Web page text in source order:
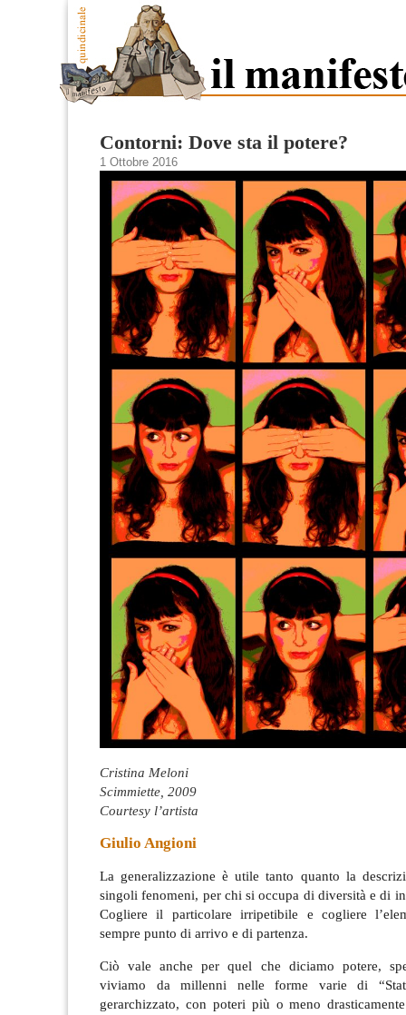
Contorni: Dove sta il potere?
1 Ottobre 2016
Cristina Meloni
Scimmiette, 2009
Courtesy l’artista
Giulio Angioni
La generalizzazione è utile tanto quanto la
singoli fenomeni, per chi si occupa di diversità e di
Cogliere il particolare irripetibile e cogliere
sempre punto di arrivo e di partenza.
Ciò vale anche per quel che diciamo potere,
viviamo da millenni nelle forme varie di
gerarchizzato, con poteri più o meno